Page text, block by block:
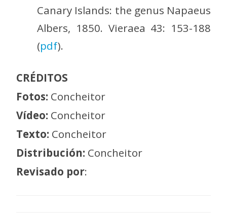
Canary Islands: the genus Napaeus
Albers, 1850. Vieraea 43: 153-188
(pdf).
CRÉDITOS
Fotos: Concheitor
Vídeo: Concheitor
Texto: Concheitor
Distribución: Concheitor
Revisado por: